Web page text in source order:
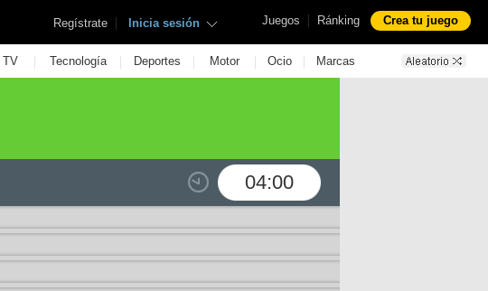
Juegos | Ránking Crea tu juego
Regístrate | Inicia sesión
TV | Tecnología | Deportes | Motor | Ocio | Marcas
04:00